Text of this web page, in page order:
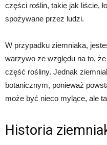
części roślin, takie jak liście,
spożywane przez ludzi.
W przypadku ziemniaka,
warzywo ze względu na to,
część rośliny. Jednak
botanicznym, ponieważ
może być nieco mylące, ale
Historia